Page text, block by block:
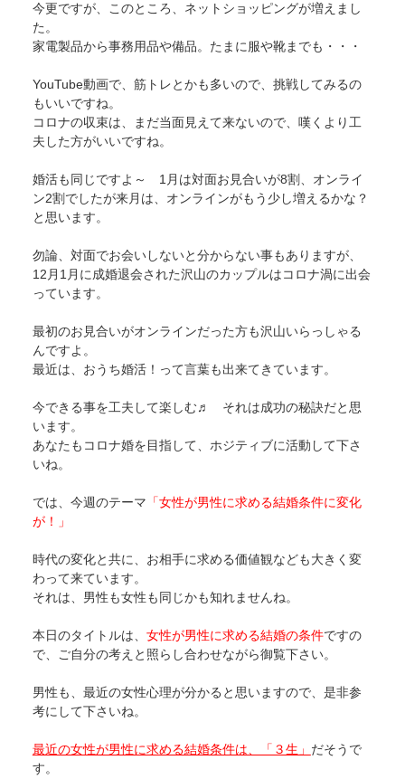
今更ですが、このところ、ネットショッピングが増えまし
た。
家電製品から事務用品や備品。たまに服や靴までも・・・
YouTube動画で、筋トレとかも多いので、挑戦してみるの
もいいですね。
コロナの収束は、まだ当面見えて来ないので、嘆くより工
夫した方がいいですね。
婚活も同じですよ～ 1月は対面お見合いが8割、オンライ
ン2割でしたが来月は、オンラインがもう少し増えるかな？
と思います。
勿論、対面でお会いしないと分からない事もありますが、
12月1月に成婚退会された沢山のカップルはコロナ渦に出会
っています。
最初のお見合いがオンラインだった方も沢山いらっしゃる
んですよ。
最近は、おうち婚活！って言葉も出来てきています。
今できる事を工夫して楽しむ♬ それは成功の秘訣だと思
います。
あなたもコロナ婚を目指して、ホジティブに活動して下さ
いね。
では、今週のテーマ 「女性が男性に求める結婚条件に変化
が！」
時代の変化と共に、お相手に求める価値観なども大きく変
わって来ています。
それは、男性も女性も同じかも知れませんね。
本日のタイトルは、 女性が男性に求める結婚の条件ですの
で、ご自分の考えと照らし合わせながら御覧下さい。
男性も、最近の女性心理が分かると思いますので、是非参
考にして下さいね。
最近の女性が男性に求める結婚条件は、「３生」 だそうで
す。